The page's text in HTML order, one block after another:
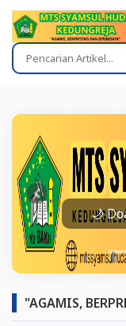
🌙
Prev
"AGAMIS,